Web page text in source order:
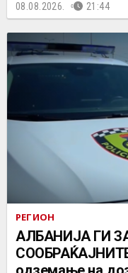
08.08.2026. 21:44
РЕГИОН
АЛБАНИЈА ГИ